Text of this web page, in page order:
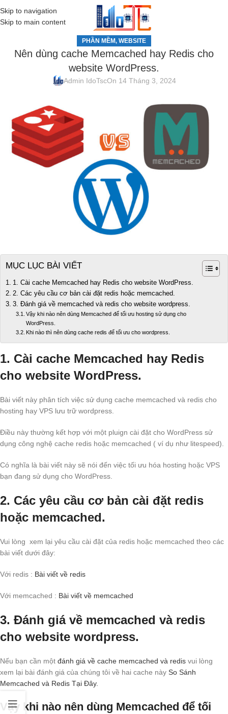
Skip to navigation
Skip to main content
MENU
PHẦN MỀM, WEBSITE
Nên dùng cache Memcached hay Redis cho
website WordPress.
Admin IdoTscOn 14 Tháng 3, 2024
MỤC LỤC BÀI VIẾT
1. Cài cache Memcached hay Redis cho website WordPress.
2. Các yêu cầu cơ bản cài đặt redis hoặc memcached.
3. Đánh giá về memcached và redis cho website wordpress.
Vậy khi nào nên dùng Memcached để tối ưu hosting sử dụng cho
WordPress.
Khi nào thì nên dùng cache redis để tối ưu cho wordpress.
1. Cài cache Memcached hay Redis
cho website WordPress.
Bài viết này phân tích việc sử dụng cache memcached và redis cho
hosting hay VPS lưu trữ wordpress.
Điều này thường kết hợp với một pluign cài đặt cho WordPress sử
dụng công nghệ cache redis hoặc memcached ( ví dụ như litespeed).
Có nghĩa là bài viết này sẽ nói đến việc tối ưu hóa hosting hoặc VPS
bạn đang sử dụng cho WordPress.
2. Các yêu cầu cơ bản cài đặt redis
hoặc memcached.
Vui lòng xem lại yêu cầu cài đặt của redis hoặc memcached theo các
bài viết dưới đây:
Với redis : Bài viết về redis
Với memcached : Bài viết về memcached
3. Đánh giá về memcached và redis
cho website wordpress.
Nếu bạn cần một đánh giá về cache memcached và redis vui lòng
xem lại bài đánh giá của chúng tôi về hai cache này So Sánh
Memcached và Redis Tại Đây.
Vậy khi nào nên dùng Memcached để tối